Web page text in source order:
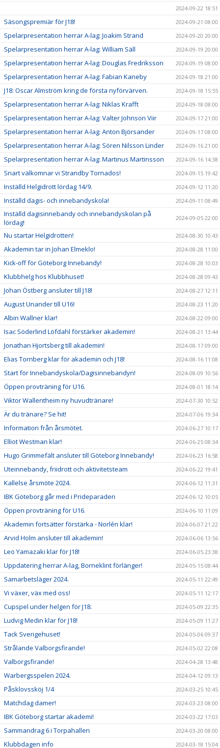
2024-09-22 18:51
Säsongspremiär för J18! 2024-09-21 08:00
Spelarpresentation herrar A-lag: Joakim Strand 2024-09-20 20:00
Spelarpresentation herrar A-lag: William Säll 2024-09-19 20:00
Spelarpresentation herrar A-lag: Douglas Fredriksson 2024-09-19 08:00
Spelarpresentation herrar A-lag: Fabian Kaneby 2024-09-18 21:00
J18: Oscar Almström kring de första nyförvärven. 2024-09-18 15:55
Spelarpresentation herrar A-lag: Niklas Krafft 2024-09-18 08:00
Spelarpresentation herrar A-lag: Valter Johnson Viir 2024-09-17 21:00
Spelarpresentation herrar A-lag: Anton Björsander 2024-09-17 08:00
Spelarpresentation herrar A-lag: Sören Nilsson Linder 2024-09-16 21:00
Spelarpresentation herrar A-lag: Martinus Martinsson 2024-09-16 14:38
Snart välkomnar vi Strandby Tornados! 2024-09-15 19:42
Inställd Helgidrott lördag 14/9. 2024-09-12 11:20
Inställd dagis- och innebandyskola! 2024-09-11 08:49
Inställd dagisinnebandy och innebandyskolan på
lördag!
2024-09-05 22:00
Nu startar Helgidrotten! 2024-08-30 10:43
Akademin tar in Johan Elmeklo! 2024-08-28 11:00
Kick-off för Göteborg Innebandy! 2024-08-28 10:03
Klubbhelg hos Klubbhuset! 2024-08-28 09:43
Johan Östberg ansluter till J18! 2024-08-27 12:11
August Unander till U16! 2024-08-23 11:20
Albin Wallner klar! 2024-08-22 09:00
Isac Söderlind Löfdahl förstärker akademin! 2024-08-21 13:44
Jonathan Hjortsberg till akademin! 2024-08-17 09:00
Elias Tornberg klar för akademin och J18! 2024-08-16 11:08
Start för Innebandyskola/Dagisinnebandyn! 2024-08-09 10:56
Öppen provträning för U16. 2024-08-01 18:14
Viktor Wallentheim ny huvudtränare! 2024-07-30 10:52
Är du tränare? Se hit! 2024-07-06 19:34
Information från årsmötet. 2024-06-27 10:17
Elliot Westman klar! 2024-06-25 08:34
Hugo Grimmefält ansluter till Göteborg Innebandy! 2024-06-23 16:58
Uteinnebandy, friidrott och aktivitetsteam 2024-06-22 19:41
Kallelse årsmöte 2024. 2024-06-12 11:31
IBK Göteborg går med i Prideparaden 2024-06-12 10:05
Öppen provträning för U16. 2024-06-10 11:09
Akademin fortsätter förstärka - Norlén klar! 2024-06-07 21:22
Arvid Holm ansluter till akademin! 2024-06-06 13:56
Leo Yamazaki klar för J18! 2024-06-05 23:38
Uppdatering herrar A-lag, Borneklint förlänger! 2024-05-15 08:44
Samarbetsläger 2024. 2024-05-11 22:49
Vi växer, väx med oss! 2024-05-11 12:17
Cupspel under helgen för J18. 2024-05-09 22:35
Ludvig Medin klar för J18! 2024-05-09 11:27
Tack Sverigehuset! 2024-05-06 09:37
Strålande Valborgsfirande! 2024-05-02 22:08
Valborgsfirande! 2024-04-28 13:48
Warbergsspelen 2024. 2024-04-12 09:13
Påsklovssköj 1/4 2024-03-25 10:45
Matchdag damer! 2024-03-23 08:00
IBK Göteborg startar akademi! 2024-03-22 17:03
Sammandrag 6 i Torpahallen 2024-03-20 08:00
Klubbdagen info 2024-03-18 15:04